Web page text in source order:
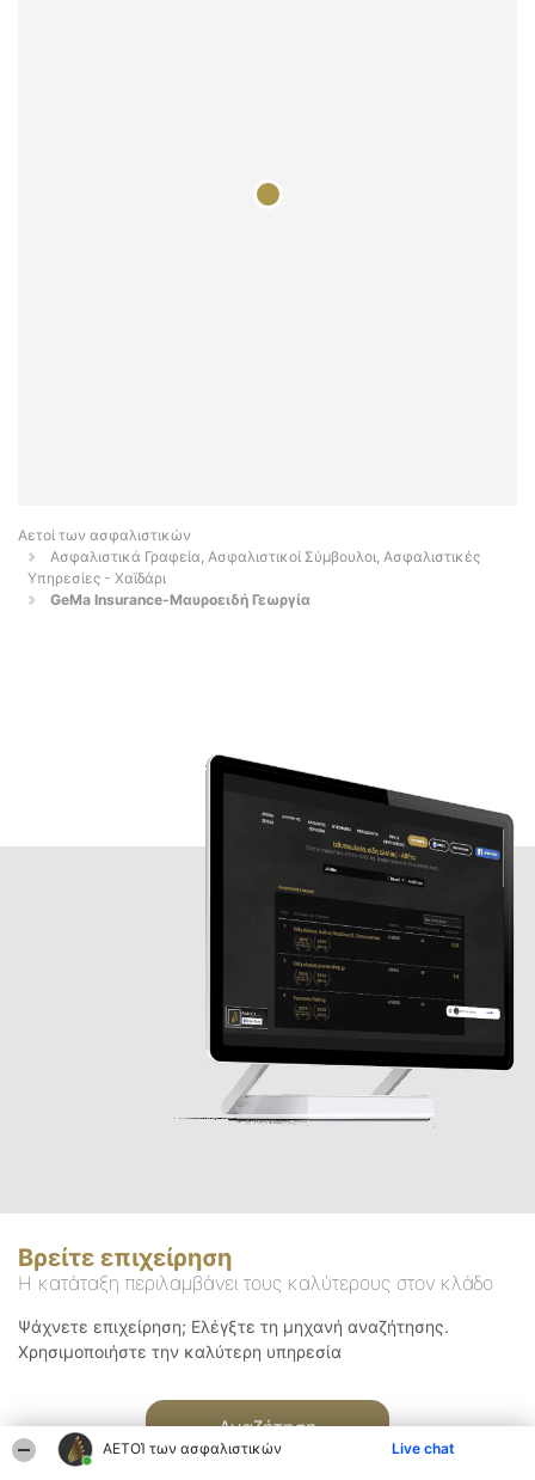
ΑΕΤΟΊ των ασφαλιστικών Live chat
Αετοί των ασφαλιστικών
Ασφαλιστικά Γραφεία, Ασφαλιστικοί Σύμβουλοι, Ασφαλιστικές
Υπηρεσίες - Χαϊδάρι
GeMa Insurance-Μαυροειδή Γεωργία
Βρείτε επιχείρηση
Η κατάταξη περιλαμβάνει τους καλύτερους στον κλάδο
Ψάχνετε επιχείρηση; Ελέγξτε τη μηχανή αναζήτησης.
Χρησιμοποιήστε την καλύτερη υπηρεσία
Αναζήτηση